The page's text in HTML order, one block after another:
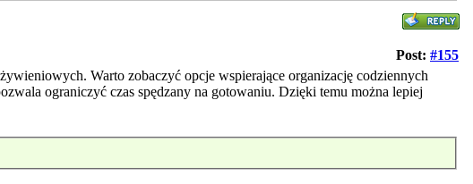
Post: #155
Warto zobaczyć opcje wspierające organizację codziennych
ograniczyć czas spędzany na gotowaniu. Dzięki temu można lepiej